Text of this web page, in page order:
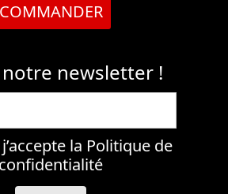
COMMANDER
notre newsletter !
la Politique de
confidentialité